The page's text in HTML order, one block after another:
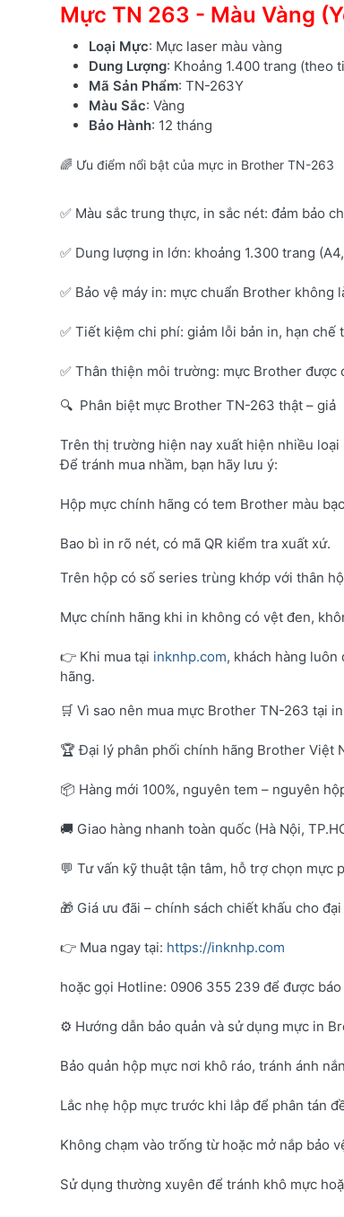
Mực TN 263 - Màu Vàng
Loại Mực: Mực laser màu vàng
Dung Lượng: Khoảng 1.400 trang (theo
Mã Sản Phẩm: TN-263Y
Màu Sắc: Vàng
Bảo Hành: 12 tháng
🌈 Ưu điểm nổi bật của mực in Brother TN-263
✅ Màu sắc trung thực, in sắc nét: đảm bảo
✅ Dung lượng in lớn: khoảng 1.300 trang
✅ Bảo vệ máy in: mực chuẩn Brother không
✅ Tiết kiệm chi phí: giảm lỗi bản in, hạn
✅ Thân thiện môi trường: mực Brother được
🔍 Phân biệt mực Brother TN-263 thật – giả
Trên thị trường hiện nay xuất hiện nhiều
Để tránh mua nhầm, bạn hãy lưu ý:
Hộp mực chính hãng có tem Brother màu
Bao bì in rõ nét, có mã QR kiểm tra xuất xứ.
Trên hộp có số series trùng khớp với thân
Mực chính hãng khi in không có vệt đen,
👉 Khi mua tại inknhp.com, khách hàng luôn
hãng.
🛒 Vì sao nên mua mực Brother TN-263 tại
🏆 Đại lý phân phối chính hãng Brother Việt
📦 Hàng mới 100%, nguyên tem – nguyên
🚚 Giao hàng nhanh toàn quốc (Hà Nội,
💬 Tư vấn kỹ thuật tận tâm, hỗ trợ chọn mực
🎁 Giá ưu đãi – chính sách chiết khấu cho
👉 Mua ngay tại: https://inknhp.com
hoặc gọi Hotline: 0906 355 239 để được
⚙️ Hướng dẫn bảo quản và sử dụng mực in
Bảo quản hộp mực nơi khô ráo, tránh ánh
Lắc nhẹ hộp mực trước khi lắp để phân tán
Không chạm vào trống từ hoặc mở nắp bảo
Sử dụng thường xuyên để tránh khô mực